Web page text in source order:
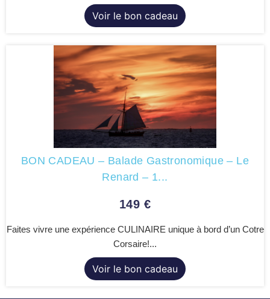
Voir le bon cadeau
BON CADEAU – Balade Gastronomique – Le
Renard – 1...
149 €
Faites vivre une expérience CULINAIRE unique à bord d’un Cotre
Corsaire!...
Voir le bon cadeau